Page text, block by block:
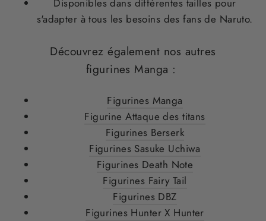
Disponibles dans différentes tailles pour
s'adapter à tous les besoins des fans de Naruto.
Découvrez également nos autres
figurines Manga :
Figurines Manga
Figurine Attaque des titans
Figurines Berserk
Figurines Sasuke Uchiwa
Figurines Death Note
Figurines Fairy Tail
Figurines DBZ
Figurines Hunter X Hunter